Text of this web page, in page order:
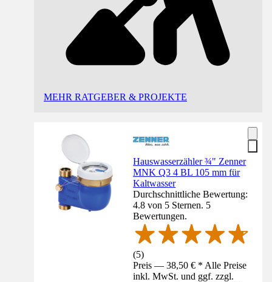
MEHR RATGEBER & PROJEKTE
Hauswasserzähler ¾" Zenner
MNK Q3 4 BL 105 mm für
Kaltwasser
Durchschnittliche Bewertung:
4.8 von 5 Sternen. 5
Bewertungen.
(5)
Preis — 38,50 € * Alle Preise
inkl. MwSt. und ggf. zzgl.